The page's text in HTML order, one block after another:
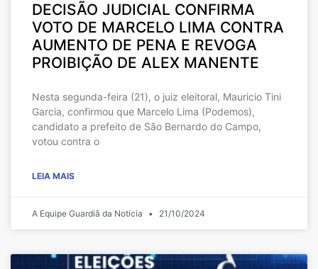
DECISÃO JUDICIAL CONFIRMA
VOTO DE MARCELO LIMA CONTRA
AUMENTO DE PENA E REVOGA
PROIBIÇÃO DE ALEX MANENTE
Nesta segunda-feira (21), o juiz eleitoral, Mauricio Tini
Garcia, confirmou que Marcelo Lima (Podemos),
candidato a prefeito de São Bernardo do Campo,
votou contra o
LEIA MAIS
A Equipe Guardiã da Notícia 21/10/2024